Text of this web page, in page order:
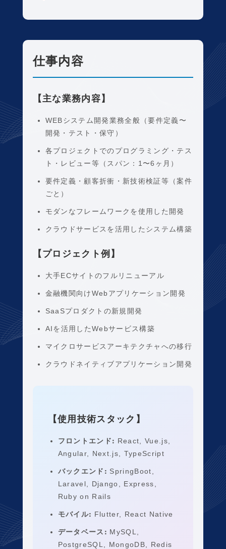
仕事内容
【主な業務内容】
WEBシステム開発業務全般（要件定義〜
開発・テスト・保守）
各プロジェクトでのプログラミング・テス
ト・レビュー等（スパン：1〜6ヶ月）
要件定義・顧客折衝・新技術検証等（案件
ごと）
モダンなフレームワークを使用した開発
クラウドサービスを活用したシステム構築
【プロジェクト例】
大手ECサイトのフルリニューアル
金融機関向けWebアプリケーション開発
SaaSプロダクトの新規開発
AIを活用したWebサービス構築
マイクロサービスアーキテクチャへの移行
クラウドネイティブアプリケーション開発
【使用技術スタック】
フロントエンド: React, Vue.js,
Angular, Next.js, TypeScript
バックエンド: SpringBoot,
Laravel, Django, Express,
Ruby on Rails
モバイル: Flutter, React Native
データベース: MySQL,
PostgreSQL, MongoDB, Redis